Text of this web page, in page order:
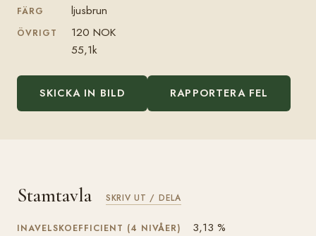
FÄRG ljusbrun
ÖVRIGT
120 NOK
55,1k
SKICKA IN BILD RAPPORTERA FEL
Stamtavla SKRIV UT / DELA
INAVELSKOEFFICIENT (4 NIVÅER) 3,13 %